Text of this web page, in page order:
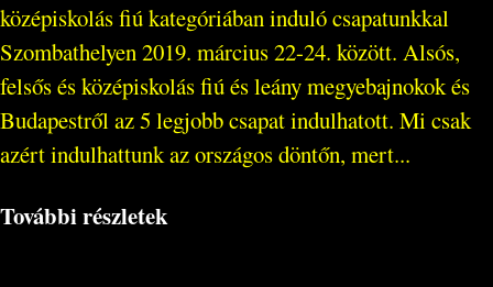
középiskolás fiú kategóriában induló csapatunkkal
Szombathelyen 2019. március 22-24. között. Alsós,
felsős és középiskolás fiú és leány megyebajnokok és
Budapestről az 5 legjobb csapat indulhatott. Mi csak
azért indulhattunk az országos döntőn, mert...
További részletek